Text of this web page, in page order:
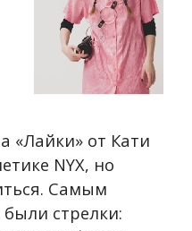
«Лайки» от Кати
NYX, но
Самым
стрелки: